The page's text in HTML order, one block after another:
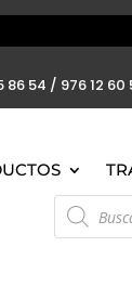
86 54 / 976 12 60
Búsqueda
de
productos